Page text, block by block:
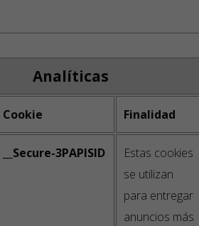
Analíticas
Cookie Finalidad
__Secure-3PAPISID
Estas cookies
se utilizan
para entregar
anuncios más